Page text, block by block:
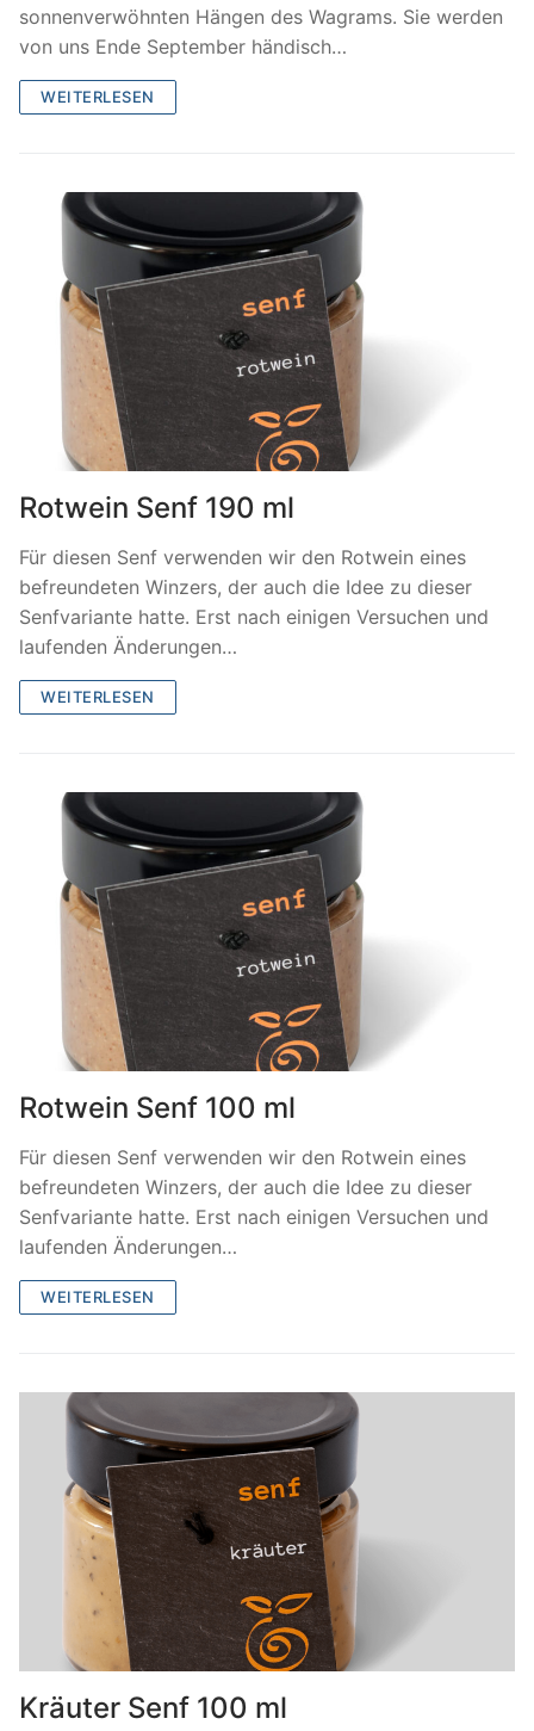
sonnenverwöhnten Hängen des Wagrams. Sie werden
von uns Ende September händisch…
WEITERLESEN
Rotwein Senf 190 ml
Für diesen Senf verwenden wir den Rotwein eines
befreundeten Winzers, der auch die Idee zu dieser
Senfvariante hatte. Erst nach einigen Versuchen und
laufenden Änderungen…
WEITERLESEN
Rotwein Senf 100 ml
Für diesen Senf verwenden wir den Rotwein eines
befreundeten Winzers, der auch die Idee zu dieser
Senfvariante hatte. Erst nach einigen Versuchen und
laufenden Änderungen…
WEITERLESEN
Kräuter Senf 100 ml